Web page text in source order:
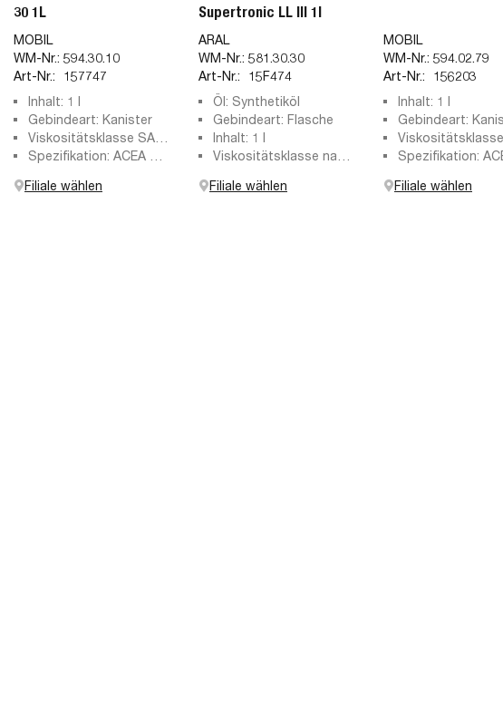
30 1L
MOBIL
WM-Nr.: 594.30.10
Art-Nr.:
157747
Inhalt: 1 l
Gebindeart: Kanister
Viskositätsklasse SAE:
0W-30
Spezifikation: ACEA C3,
Filiale wählen
Supertronic LL III 1l
ARAL
WM-Nr.: 581.30.30
Art-Nr.:
15F474
Öl: Synthetiköl
Gebindeart: Flasche
Inhalt: 1 l
Viskositätsklasse nach
Filiale wählen
MOBIL
WM-Nr.: 594.02.79
Art-Nr.:
156203
Inhalt: 1 l
Gebindeart:
Viskositätsklasse
0W-30
Spezifikation:
Filiale wählen